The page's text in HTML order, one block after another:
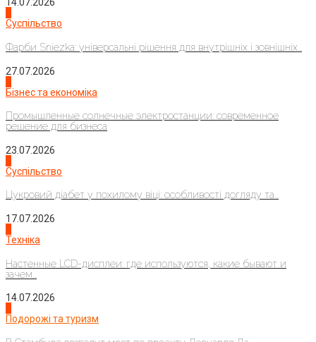
14.07.2026
Суспільство
Фарби Sniezka: універсальні рішення для внутрішніх і зовнішніх...
27.07.2026
Бізнес та економіка
Промышленные солнечные электростанции: современное
решение для бизнеса
23.07.2026
Суспільство
Цукровий діабет у похилому віці: особливості догляду та...
17.07.2026
Техніка
Настенные LCD-дисплеи: где используются, какие бывают и
зачем...
14.07.2026
Подорожі та туризм